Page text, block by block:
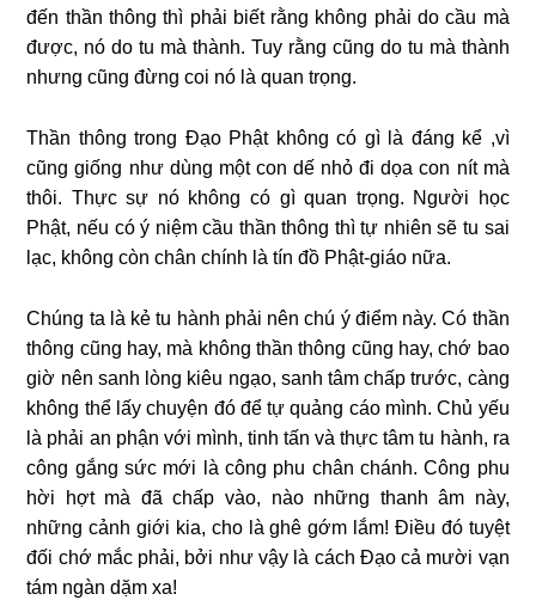
đến thần thông thì phải biết rằng không phải do cầu mà
được, nó do tu mà thành. Tuy rằng cũng do tu mà thành
nhưng cũng đừng coi nó là quan trọng.
Thần thông trong Đạo Phật không có gì là đáng kể ,vì
cũng giống như dùng một con dế nhỏ đi dọa con nít mà
thôi. Thực sự nó không có gì quan trọng. Người học
Phật, nếu có ý niệm cầu thần thông thì tự nhiên sẽ tu sai
lạc, không còn chân chính là tín đồ Phật-giáo nữa.
Chúng ta là kẻ tu hành phải nên chú ý điểm này. Có thần
thông cũng hay, mà không thần thông cũng hay, chớ bao
giờ nên sanh lòng kiêu ngạo, sanh tâm chấp trước, càng
không thể lấy chuyện đó để tự quảng cáo mình. Chủ yếu
là phải an phận với mình, tinh tấn và thực tâm tu hành, ra
công gắng sức mới là công phu chân chánh. Công phu
hời hợt mà đã chấp vào, nào những thanh âm này,
những cảnh giới kia, cho là ghê gớm lắm! Ðiều đó tuyệt
đối chớ mắc phải, bởi như vậy là cách Ðạo cả mười vạn
tám ngàn dặm xa!